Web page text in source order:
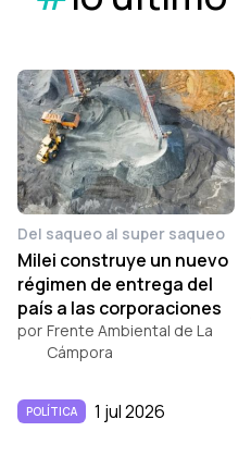
Del saqueo al super saqueo
Milei construye un nuevo
régimen de entrega del
país a las corporaciones
por Frente Ambiental de La
Cámpora
POLÍTICA 1 jul 2026